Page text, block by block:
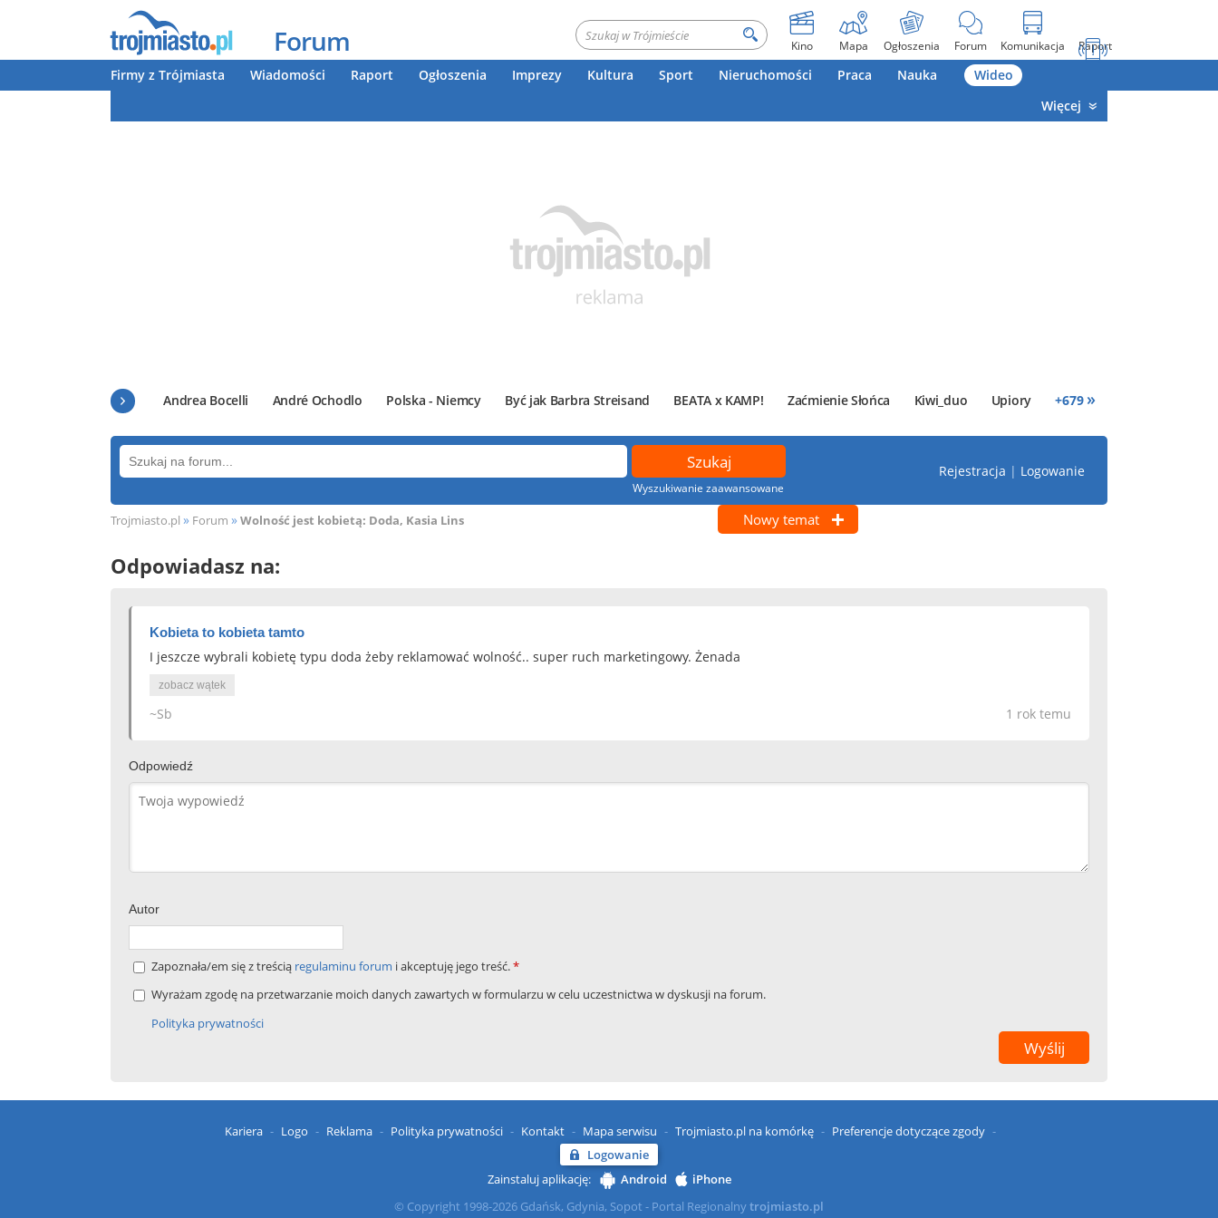
Forum Kino Mapa Ogłoszenia Forum Komunikacja Raport
Firmy z Trójmiasta Wiadomości Raport Ogłoszenia Imprezy Kultura Sport Nieruchomości Praca Nauka
Wideo
Więcej
Andrea Bocelli André Ochodlo Polska - Niemcy Być jak Barbra Streisand BEATA x KAMP! Zaćmienie Słońca Kiwi_duo Upiory +679 »
Wyszukiwanie zaawansowane
Rejestracja | Logowanie
Trojmiasto.pl » Forum » Wolność jest kobietą: Doda, Kasia Lins Nowy temat
Odpowiadasz na:
Kobieta to kobieta tamto
I jeszcze wybrali kobietę typu doda żeby reklamować wolność.. super ruch marketingowy. Żenada
zobacz wątek
1 rok temu
~Sb
Odpowiedź
Autor
Zapoznała/em się z treścią regulaminu forum i akceptuję jego treść.*
Wyrażam zgodę na przetwarzanie moich danych zawartych w formularzu w celu uczestnictwa w dyskusji na forum.
Polityka prywatności
Kariera Logo Reklama Polityka prywatności Kontakt Mapa serwisu Trojmiasto.pl na komórkę
Preferencje dotyczące zgody
Logowanie
Zainstaluj aplikację:
Android
iPhone
© Copyright 1998-2026 Gdańsk, Gdynia, Sopot - Portal Regionalnytrojmiasto.pl